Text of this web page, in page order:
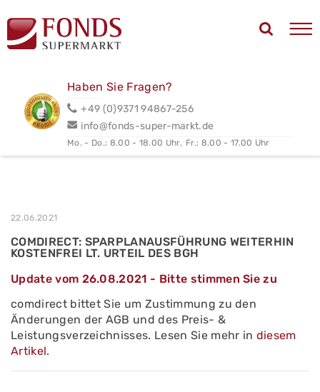
Haben Sie Fragen?
+49 (0)9371 94867-256
info@fonds-super-markt.de
Mo. - Do.: 8.00 - 18.00 Uhr, Fr.: 8.00 - 17.00 Uhr
22.06.2021
COMDIRECT: SPARPLANAUSFÜHRUNG WEITERHIN
KOSTENFREI LT. URTEIL DES BGH
Update vom 26.08.2021 - Bitte stimmen Sie zu
comdirect bittet Sie um Zustimmung zu den
Änderungen der AGB und des Preis- &
Leistungsverzeichnisses. Lesen Sie mehr in diesem
Artikel.